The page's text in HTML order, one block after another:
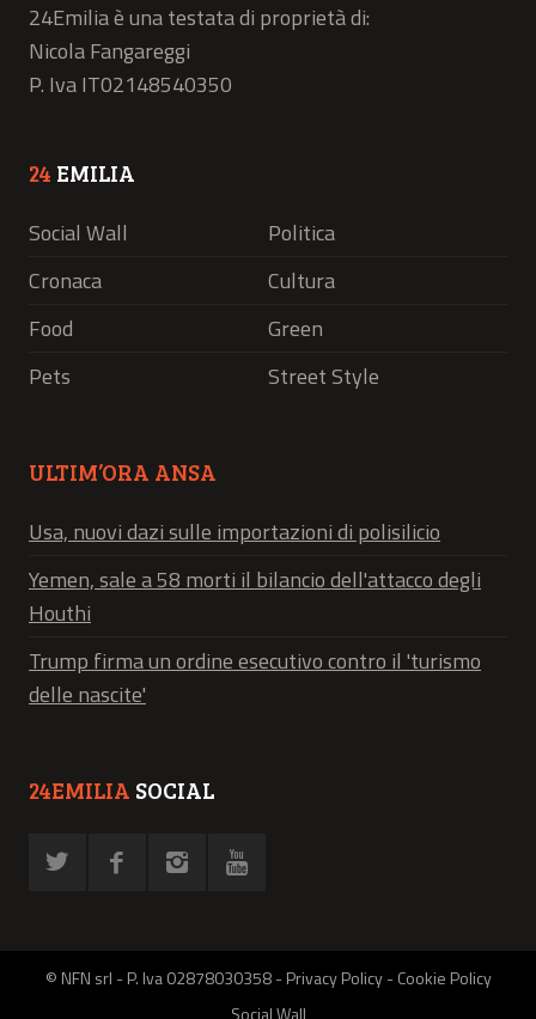
24Emilia è una testata di proprietà di:
Nicola Fangareggi
P. Iva IT02148540350
24 EMILIA
Social Wall
Politica
Cronaca
Cultura
Food
Green
Pets
Street Style
ULTIM’ORA ANSA
Usa, nuovi dazi sulle importazioni di polisilicio
Yemen, sale a 58 morti il bilancio dell'attacco degli
Houthi
Trump firma un ordine esecutivo contro il 'turismo
delle nascite'
24EMILIA SOCIAL
© NFN srl - P. Iva 02878030358 -Privacy Policy-Cookie Policy
Social Wall